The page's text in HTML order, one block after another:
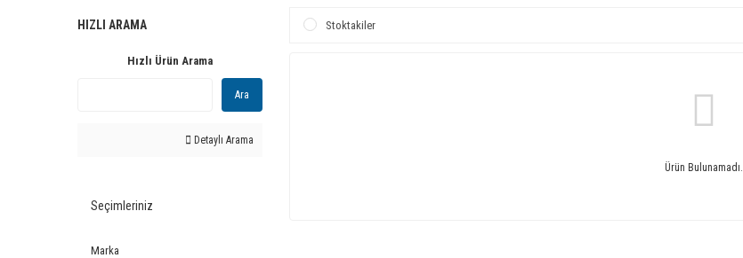
HIZLI ARAMA
Hızlı Ürün Arama
Ara
Detaylı Arama
Seçimleriniz
Marka
Stoktakiler
Ürün Bulunamadı.